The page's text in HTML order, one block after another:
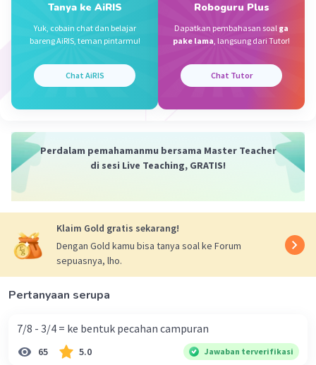
jadi keliling persegi panjang adalah 52m
Dhe be h
Beri Rating·0.0(0) Balas
Tanya ke AiRIS
Yuk, cobain chat dan belajar
bareng AiRIS, teman pintarmu!
Chat AiRIS
Roboguru Plus
Dapatkan pembahasan soal ga
pake lama, langsung dari Tutor!
Chat Tutor
Perdalam pemahamanmu bersama Master Teacher
di sesi Live Teaching, GRATIS!
Klaim Gold gratis sekarang!
Dengan Gold kamu bisa tanya soal ke Forum
sepuasnya, lho.
Pertanyaan serupa
7/8 - 3/4 = ke bentuk pecahan campuran
65 5.0 Jawaban terverifikasi